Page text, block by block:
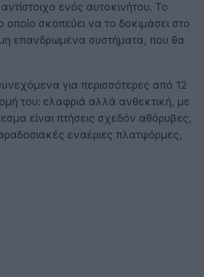
ενός αυτοκινήτου. Το
οποίο σκοπεύει να το δοκιμάσει στο
μη επανδρωμένα συστήματα, που θα
για περισσότερες από 12
του: ελαφριά αλλά ανθεκτική, με
είναι πτήσεις σχεδόν αθόρυβες,
εναέριες πλατφόρμες,